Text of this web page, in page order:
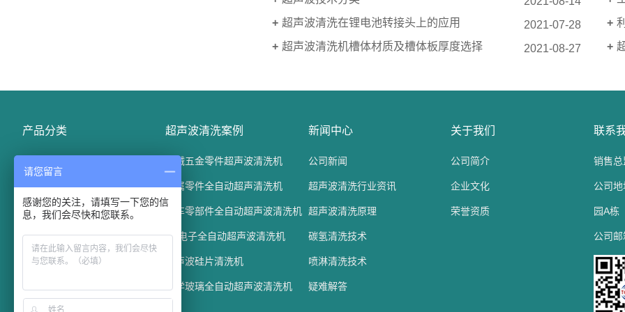
超声波清洗在锂电池转接头上的应用
2021-07-28
超声波清洗机槽体材质及槽体板厚度选择
2021-08-27
产品分类
光学玻璃清洗机
汽车配件清洗机
通过式超声波清洗机
平板清洗机
超声波清洗案例
机械五金零件超声波清洗机
金属零件全自动超声清洗机
汽车零部件全自动超声波清洗机
3C电子全自动超声波清洗机
兆声波硅片清洗机
光学玻璃全自动超声波清洗机
新闻中心
公司新闻
超声波清洗行业资讯
超声波清洗原理
碳氢清洗技术
喷淋清洗技术
疑难解答
关于我们
公司简介
企业文化
荣誉资质
联系
销售
公司
园A栋
公司
请您留言
感谢您的关注，请填写一下您的信
息，我们会尽快和您联系。